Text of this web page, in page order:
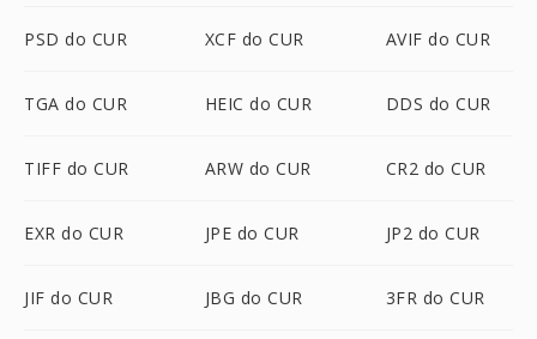
PSD do CUR XCF do CUR AVIF do CUR
TGA do CUR HEIC do CUR DDS do CUR
TIFF do CUR ARW do CUR CR2 do CUR
EXR do CUR JPE do CUR JP2 do CUR
JIF do CUR JBG do CUR 3FR do CUR